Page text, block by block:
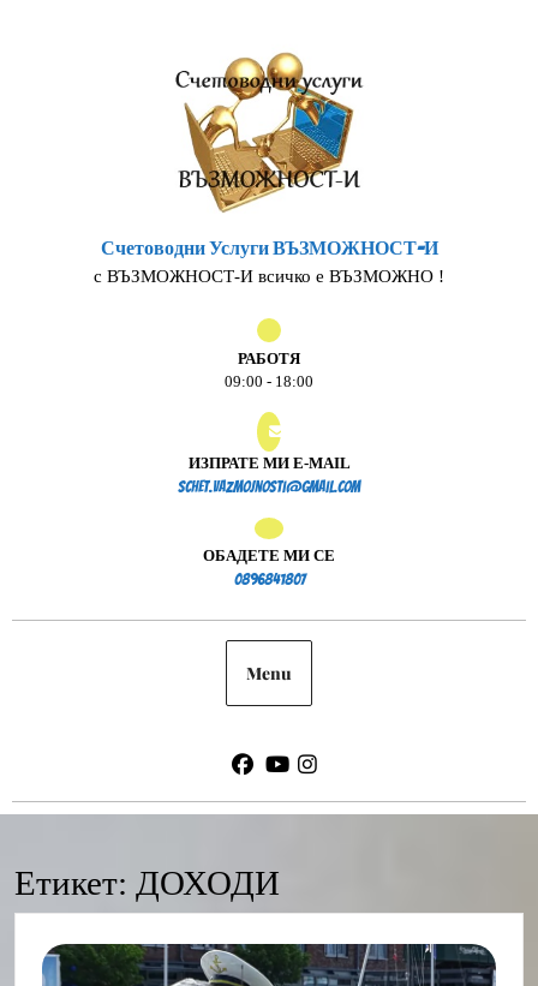
Счетоводни Услуги ВЪЗМОЖНОСТ-И
с ВЪЗМОЖНОСТ-И всичко е ВЪЗМОЖНО !
РАБОТЯ
09:00 - 18:00
ИЗПРАТЕ МИ E-MAIL
schet.vazmojnosti@gmail.com
ОБАДЕТЕ МИ СЕ
08968418070896841807
Menu
Facebook
YoutubeInstagram
Етикет: ДОХОДИ